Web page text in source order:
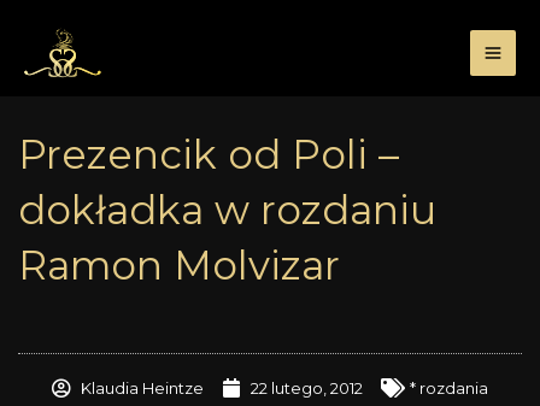
treści
Prezencik od Poli –
dokładka w rozdaniu
Ramon Molvizar
Klaudia Heintze 22 lutego, 2012
* rozdania